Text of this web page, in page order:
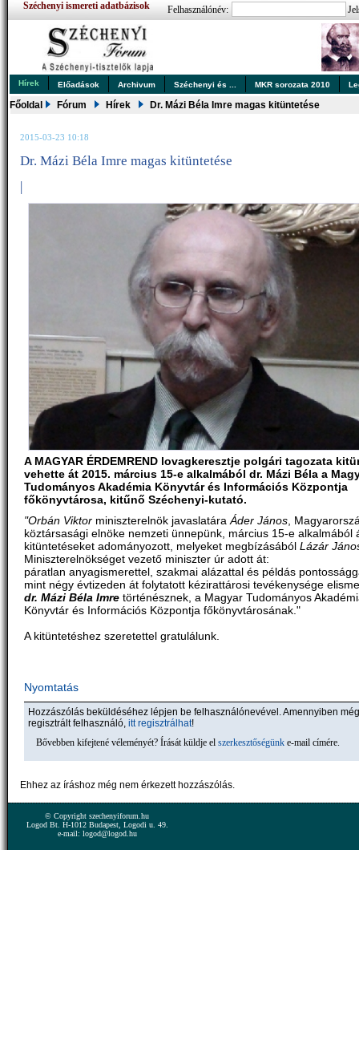
Széchenyi ismereti adatbázisok Felhasználónév:
Hírek Előadások Archivum Széchenyi és ... MKR sorozata 2010
Főoldal Fórum Hírek Dr. Mázi Béla Imre magas kitüntetése
2015-03-23 10:18
Dr. Mázi Béla Imre magas kitüntetése
|
A MAGYAR ÉRDEMREND lovagkeresztje polgári tagozata
vehette át 2015. március 15-e alkalmából dr. Mázi Béla a
Tudományos Akadémia Könyvtár és Információs Központja
főkönyvtárosa, kitűnő Széchenyi-kutató.
"Orbán Viktor miniszterelnök javaslatáraÁder János,
köztársasági elnöke nemzeti ünnepünk, március 15-e alkalmából
kitüntetéseket adományozott, melyeket megbízásából Lázár
Miniszterelnökséget vezető miniszter úr adott át:
páratlan anyagismerettel, szakmai alázattal és példás
mint négy évtizeden át folytatott kézirattárosi tevékenysége
dr. Mázi Béla Imre történésznek, a Magyar Tudományos
Könyvtár és Információs Központja főkönyvtárosának."
A kitüntetéshez szeretettel gratulálunk.
Nyomtatás
Hozzászólás beküldéséhez lépjen be felhasználónevével. Amennyiben
regisztrált felhasználó, itt regisztrálhat!
Bővebben kifejtené véleményét? Írását küldje el szerkesztőségünk e-mail címére.
Ehhez az íráshoz még nem érkezett hozzászólás.
© Copyright szechenyiforum.hu
Logod Bt. H-1012 Budapest, Logodi u. 49.
e-mail: logod@logod.hu